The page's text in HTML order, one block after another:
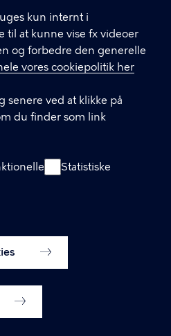
kun internt i
til at kunne vise fx videoer
og forbedre den generelle
vores cookiepolitik her
senere ved at klikke på
du finder som link
Statistiske